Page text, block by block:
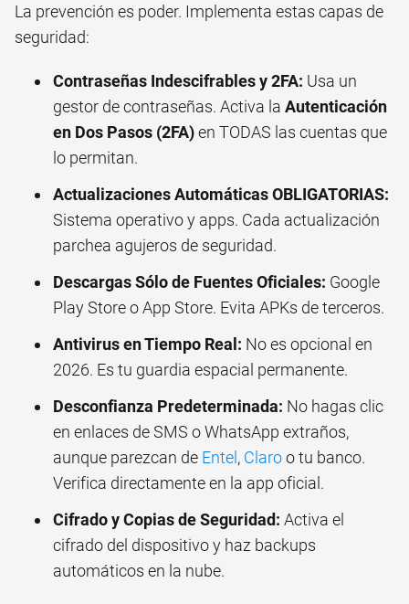
La prevención es poder. Implementa estas capas de
seguridad:
Contraseñas Indescifrables y 2FA: Usa un
gestor de contraseñas. Activa la Autenticación
en Dos Pasos (2FA)en TODAS las cuentas que
lo permitan.
Actualizaciones Automáticas OBLIGATORIAS:
Sistema operativo y apps. Cada actualización
parchea agujeros de seguridad.
Descargas Sólo de Fuentes Oficiales: Google
Play Store o App Store. Evita APKs de terceros.
Antivirus en Tiempo Real: No es opcional en
2026. Es tu guardia espacial permanente.
Desconfianza Predeterminada: No hagas clic
en enlaces de SMS o WhatsApp extraños,
aunque parezcan de Entel, Claroo tu banco.
Verifica directamente en la app oficial.
Cifrado y Copias de Seguridad: Activa el
cifrado del dispositivo y haz backups
automáticos en la nube.